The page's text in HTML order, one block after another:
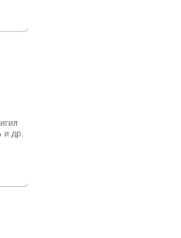
и др.